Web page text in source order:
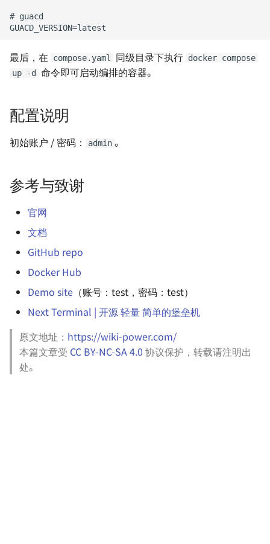
Photos（已弃用）
置
Code（旧）
脚本
如何配一台电脑
团队影像资源管理
团队知识库的搭建
Vue.js 小技巧
GitHub 改 Host
用 Vercel 加速 Pages 服务
Doxygen 注释规范
Altium Designer 安装库文件
CentOS 配置 Oh My Zsh
如何快速制作一个启动盘
最后，在 compose.yaml 同级目录下执行 docker compose
up -d
命令即可启动编排的容器。
配置说明
初始账户 / 密码： admin 。
参考与致谢
官网
文档
GitHub repo
Docker Hub
Demo site （账号：test，密码：test）
Next Terminal | 开源 轻量 简单的堡垒机
原文地址： https://wiki-power.com/
本篇文章受 CC BY-NC-SA 4.0 协议保护，转载请注明出
处。